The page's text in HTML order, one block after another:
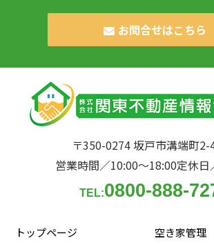
お問合せはこちら
〒350-0274 坂戸市溝端町2-
営業時間／10:00〜18:00定休日
TEL:0800-888-
トップページ
空き家管理